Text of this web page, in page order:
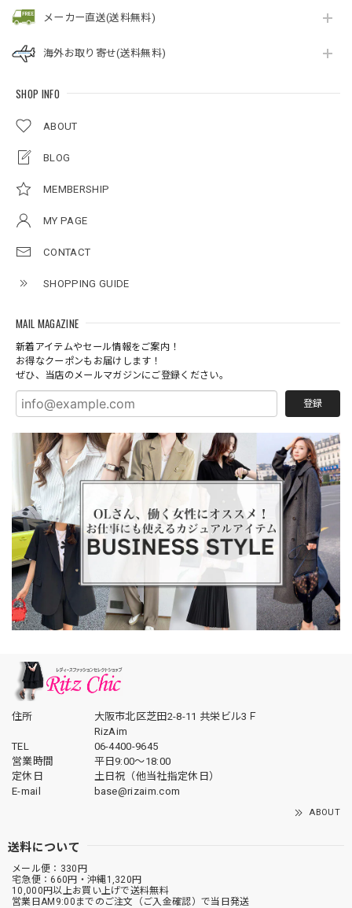
メーカー直送(送料無料)
海外お取り寄せ(送料無料)
SHOP INFO
ABOUT
BLOG
MEMBERSHIP
MY PAGE
CONTACT
SHOPPING GUIDE
MAIL MAGAZINE
新着アイテムやセール情報をご案内！
お得なクーポンもお届けします！
ぜひ、当店のメールマガジンにご登録ください。
登録
住所
大阪市北区芝田2-8-11 共栄ビル3Ｆ
RizAim
TEL
06-4400-9645
営業時間
平日9:00～18:00
定休日
土日祝（他当社指定休日）
E-mail
base@rizaim.com
ABOUT
送料について
メール便：330円
宅急便：660円・沖縄1,320円
10,000円以上お買い上げで送料無料
営業日AM9:00までのご注文（ご入金確認）で当日発送